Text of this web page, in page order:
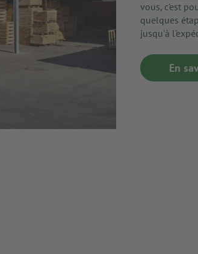
vous, c'est
quelques
jusqu'à
En